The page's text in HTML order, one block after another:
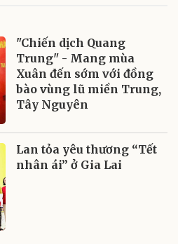
"Chiến dịch Quang
Trung" - Mang mùa
Xuân đến sớm với đồng
bào vùng lũ miền Trung,
Tây Nguyên
Lan tỏa yêu thương “Tết
nhân ái” ở Gia Lai